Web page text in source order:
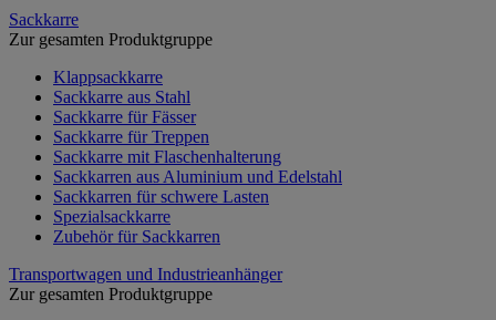
Sackkarre
Zur gesamten Produktgruppe
Klappsackkarre
Sackkarre aus Stahl
Sackkarre für Fässer
Sackkarre für Treppen
Sackkarre mit Flaschenhalterung
Sackkarren aus Aluminium und Edelstahl
Sackkarren für schwere Lasten
Spezialsackkarre
Zubehör für Sackkarren
Transportwagen und Industrieanhänger
Zur gesamten Produktgruppe